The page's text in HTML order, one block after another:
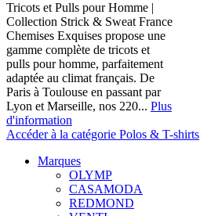
Tricots et Pulls pour Homme |
Collection Strick & Sweat France
Chemises Exquises propose une
gamme complète de tricots et
pulls pour homme, parfaitement
adaptée au climat français. De
Paris à Toulouse en passant par
Lyon et Marseille, nos 220... Plus
d'information
Accéder à la catégorie Polos & T-shirts
Marques
OLYMP
CASAMODA
REDMOND